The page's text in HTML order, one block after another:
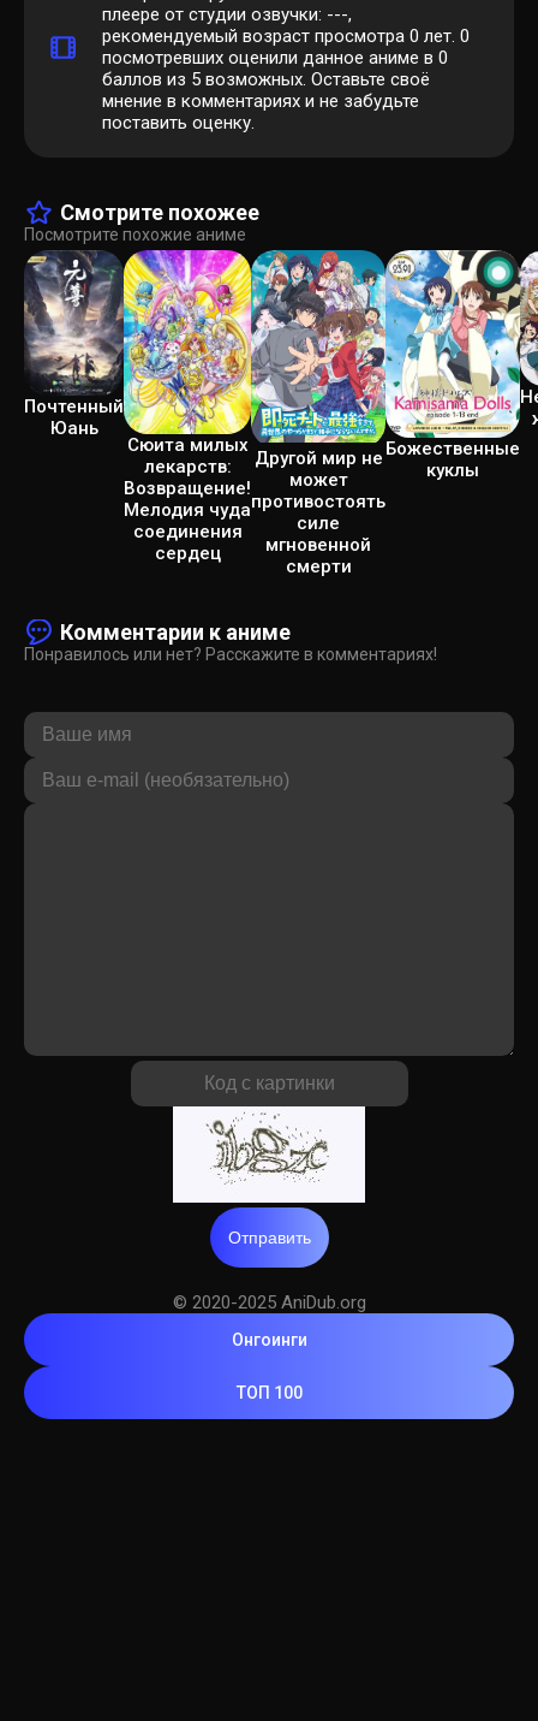
плеере от студии озвучки: ---,
рекомендуемый возраст просмотра 0 лет. 0
посмотревших оценили данное аниме в 0
баллов из 5 возможных. Оставьте своё
мнение в комментариях и не забудьте
поставить оценку.
Смотрите похожее
Посмотрите похожие аниме
Почтенный
Юань
Сюита милых
лекарств:
Возвращение!
Мелодия чуда
соединения
сердец
Другой мир не
может
противостоять
силе
мгновенной
смерти
Божественные
куклы
Комментарии к аниме
Понравилось или нет? Расскажите в комментариях!
Отправить
© 2020-2025 AniDub.org
Онгоинги
ТОП 100